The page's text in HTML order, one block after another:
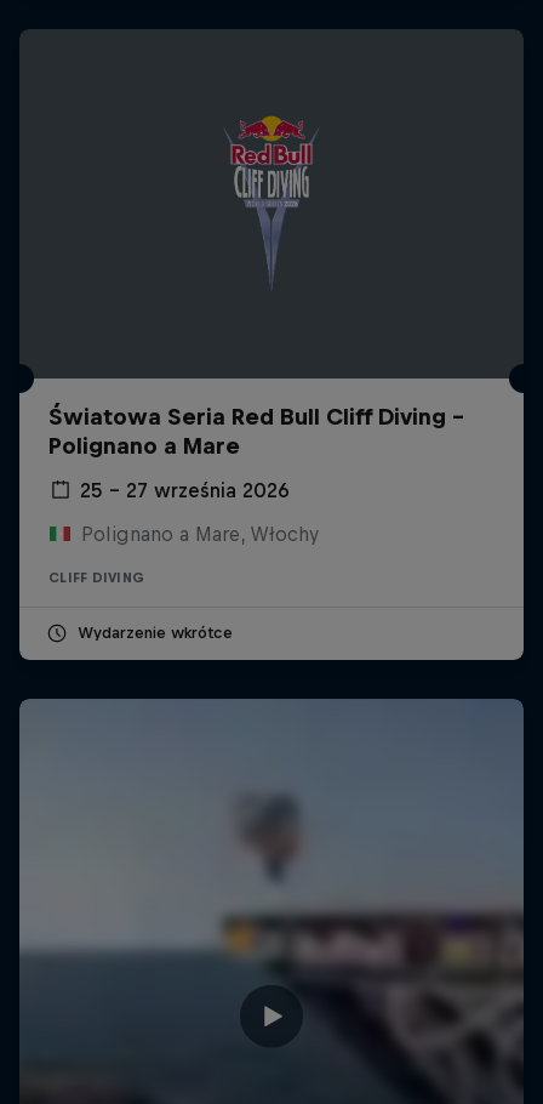
Światowa Seria Red Bull Cliff Diving -
Polignano a Mare
25 – 27 września 2026
Polignano a Mare, Włochy
CLIFF DIVING
Wydarzenie wkrótce